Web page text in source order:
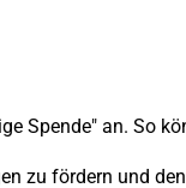
Spende" an. So
zu fördern und